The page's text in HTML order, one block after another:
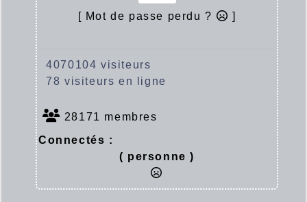
[ Mot de passe perdu ? ]
4070104 visiteurs
78 visiteurs en ligne
28171 membres
Connectés :
( personne )